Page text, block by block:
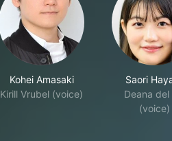
Kohei Amasaki
Kirill Vrubel (voice)
Saori
Deana del
(voice)